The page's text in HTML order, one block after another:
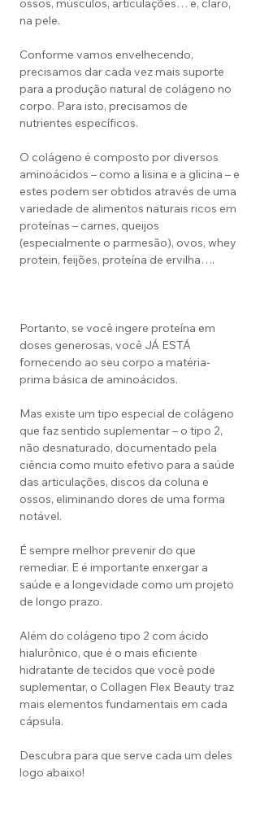
ossos, músculos, articulações… e, claro,
na pele.
Conforme vamos envelhecendo,
precisamos dar cada vez mais suporte
para a produção natural de colágeno no
corpo. Para isto, precisamos de
nutrientes específicos.
O colágeno é composto por diversos
aminoácidos – como a lisina e a glicina – e
estes podem ser obtidos através de uma
variedade de alimentos naturais ricos em
proteínas – carnes, queijos
(especialmente o parmesão), ovos, whey
protein, feijões, proteína de ervilha….
Portanto, se você ingere proteína em
doses generosas, você JÁ ESTÁ
fornecendo ao seu corpo a matéria-
prima básica de aminoácidos.
Mas existe um tipo especial de colágeno
que faz sentido suplementar – o tipo 2,
não desnaturado, documentado pela
ciência como muito efetivo para a saúde
das articulações, discos da coluna e
ossos, eliminando dores de uma forma
notável.
É sempre melhor prevenir do que
remediar. E é importante enxergar a
saúde e a longevidade como um projeto
de longo prazo.
Além do colágeno tipo 2 com ácido
hialurônico, que é o mais eficiente
hidratante de tecidos que você pode
suplementar, o Collagen Flex Beauty traz
mais elementos fundamentais em cada
cápsula.
Descubra para que serve cada um deles
logo abaixo!